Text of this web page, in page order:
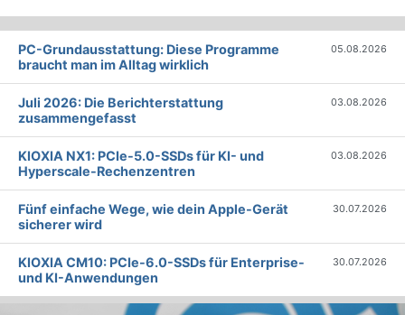
PC-Grundausstattung: Diese Programme
braucht man im Alltag wirklich
05.08.2026
Juli 2026: Die Bericht­erstattung
zusammengefasst
03.08.2026
KIOXIA NX1: PCIe-5.0-SSDs für KI- und
Hyperscale-Rechenzentren
03.08.2026
Fünf einfache Wege, wie dein Apple-Gerät
sicherer wird
30.07.2026
KIOXIA CM10: PCIe-6.0-SSDs für Enterprise-
und KI-Anwendungen
30.07.2026